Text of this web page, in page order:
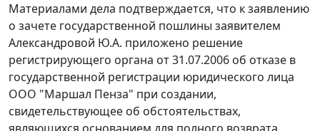
Материалами дела подтверждается, что к заявлению
о зачете государственной пошлины заявителем
Александровой Ю.А. приложено решение
регистрирующего органа от 31.07.2006 об отказе в
государственной регистрации юридического лица
ООО "Маршал Пенза" при создании,
свидетельствующее об обстоятельствах,